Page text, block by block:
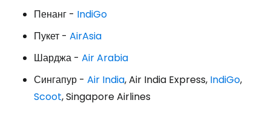
Пенанг - IndiGo
Пукет - AirAsia
Шарджа - Air Arabia
Сингапур - Air India, Air India Express, IndiGo,
Scoot, Singapore Airlines